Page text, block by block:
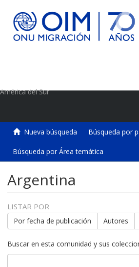
América del Sur
Nueva búsqueda Búsqueda por
Búsqueda por Área temática
Argentina
LISTAR POR
Por fecha de publicación Autores
Buscar en esta comunidad y sus